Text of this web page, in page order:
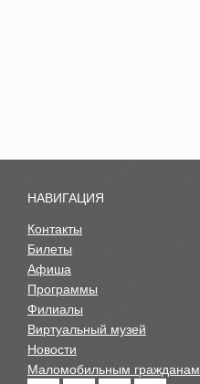
НАВИГАЦИЯ
Контакты
Билеты
Афиша
Программы
Филиалы
Виртуальный музей
Новости
Маломобильным гражданам